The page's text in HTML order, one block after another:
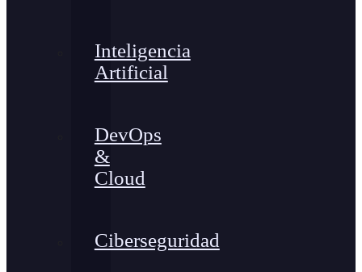
Inteligencia
Artificial
DevOps
&
Cloud
Ciberseguridad